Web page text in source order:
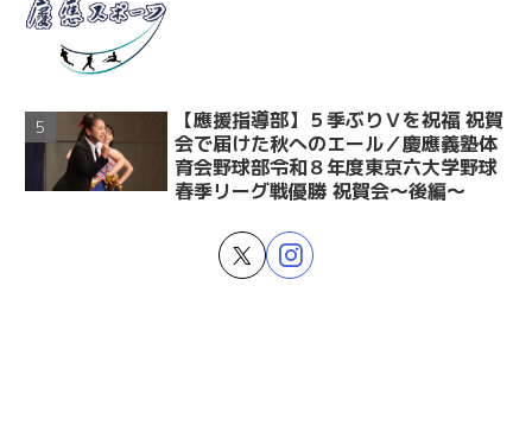
【應援指導部】５季ぶりＶを祝福 祝賀
会で届けた秋へのエール／慶應義塾体
育会野球部令和８年度東京六大学野球
春季リーグ戦優勝 祝賀会～後編～